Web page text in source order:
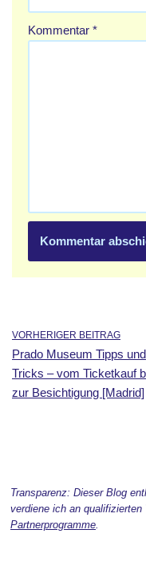
Kommentar *
VORHERIGER BEITRAG
Prado Museum Tipps und
Tricks – vom Ticketkauf
zur Besichtigung [Madrid]
Transparenz: Dieser Blog
verdiene ich an
Partnerprogramme.